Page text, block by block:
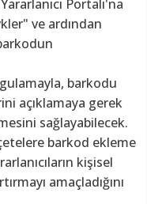
Portalı'na
ve ardından
barkodu
açıklamaya gerek
sağlayabilecek.
barkod ekleme
kişisel
amaçladığını